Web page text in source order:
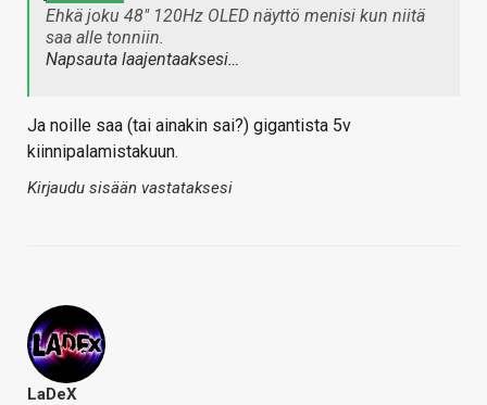
Ehkä joku 48" 120Hz OLED näyttö menisi kun niitä
saa alle tonniin.
Napsauta laajentaaksesi…
Ja noille saa (tai ainakin sai?) gigantista 5v
kiinnipalamistakuun.
Kirjaudu sisään vastataksesi
LaDeX